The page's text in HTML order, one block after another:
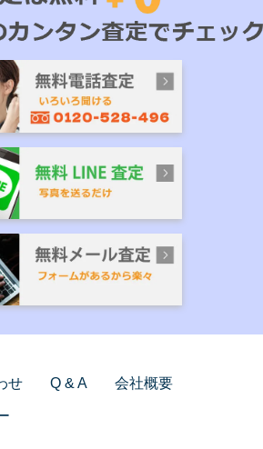
せ Q & A 会社概要